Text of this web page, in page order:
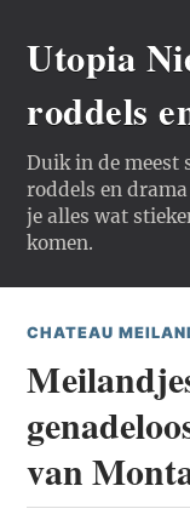
Utopia
roddels
Duik in de meest
roddels en
je alles wat
komen.
CHATEAU
van